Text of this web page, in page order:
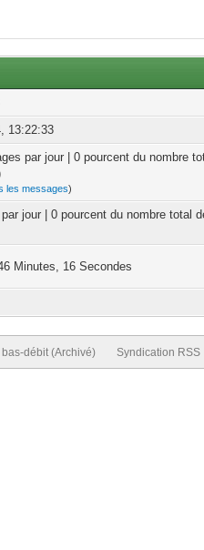
13:22:33
par jour | 0 pourcent du nombre
les messages)
jour | 0 pourcent du nombre total
Minutes, 16 Secondes
débit (Archivé) Syndication RSS